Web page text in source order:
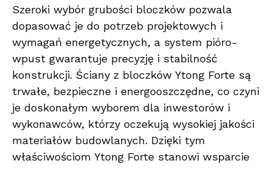
Szeroki wybór grubości bloczków pozwala
dopasować je do potrzeb projektowych i
wymagań energetycznych, a system pióro-
wpust gwarantuje precyzję i stabilność
konstrukcji. Ściany z bloczków Ytong Forte są
trwałe, bezpieczne i energooszczędne, co czyni
je doskonałym wyborem dla inwestorów i
wykonawców, którzy oczekują wysokiej jakości
materiałów budowlanych. Dzięki tym
właściwościom Ytong Forte stanowi wsparcie